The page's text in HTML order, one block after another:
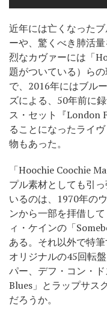
近年には亡くなった
ーや、驚くべき肺活
烈なカヴァーには「
題がついている）ら
で、2016年にはブル
ズによる、50年前に
ス・セット『London
ることになったライ
物もあった。
「Hoochie Coochie
プル素材としても引
いるのは、1970年の
ンから一部を拝借し
ィ・ケインの「
ある。それ以外で特
オリジナルの45回転
パー、デフ・コン・
Blues」とラップサス
だろうか。